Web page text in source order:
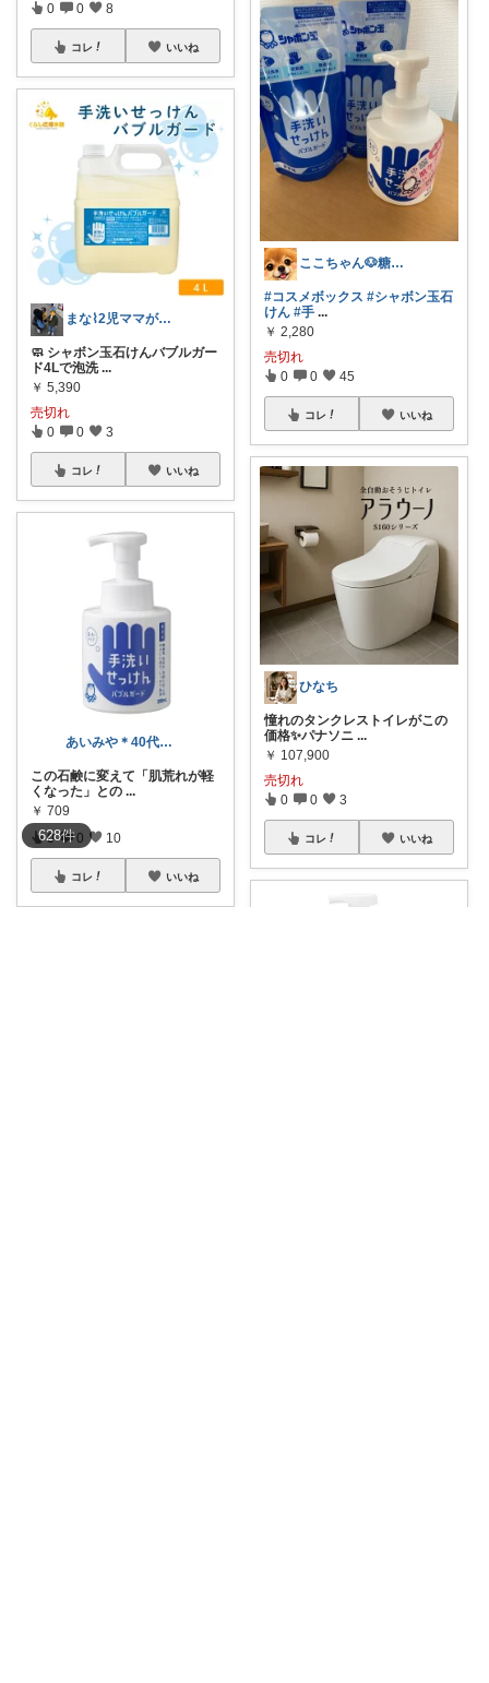
628件
0 0 8
コレ いいね
まな⌇2児ママが目指すゆとりある暮らし
🧼 シャボン玉石けんバブルガー
ド4Lで泡洗 ...
￥ 5,390
売切れ
0 0 3
コレ いいね
あいみや＊40代🌷くらしを楽しむ
この石鹸に変えて「肌荒れが軽
くなった」との ...
￥ 709
0 0 10
コレ いいね
ここちゃん🐶糖代謝大事だよ 感謝💕
#コスメボックス #シャボン玉石
けん #手 ...
￥ 2,280
売切れ
0 0 45
コレ いいね
ひなち
憧れのタンクレストイレがこの
価格✨パナソニ ...
￥ 107,900
売切れ
0 0 3
コレ いいね